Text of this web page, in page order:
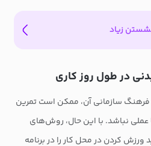
زیاد
در طول روز کاری
سازمانی آن، ممکن است تمرین
عملی نباشد. با این حال، روش‌های
کردن در محل کار را در برنامه